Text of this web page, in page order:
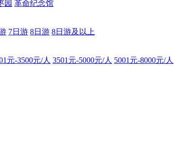
园 革命纪念馆
7日游 8日游 8日游及以上
元-3500元/人 3501元-5000元/人 5001元-8000元/人